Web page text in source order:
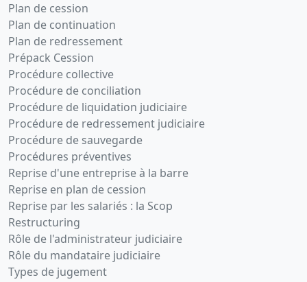
Plan de cession
Plan de continuation
Plan de redressement
Prépack Cession
Procédure collective
Procédure de conciliation
Procédure de liquidation judiciaire
Procédure de redressement judiciaire
Procédure de sauvegarde
Procédures préventives
Reprise d'une entreprise à la barre
Reprise en plan de cession
Reprise par les salariés : la Scop
Restructuring
Rôle de l'administrateur judiciaire
Rôle du mandataire judiciaire
Types de jugement